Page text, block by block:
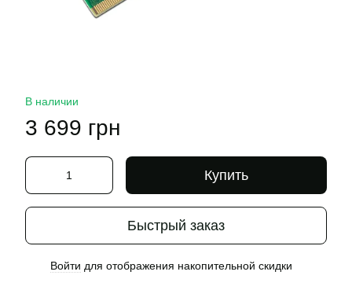
В наличии
3 699 грн
Купить
Быстрый заказ
Войти для отображения накопительной скидки